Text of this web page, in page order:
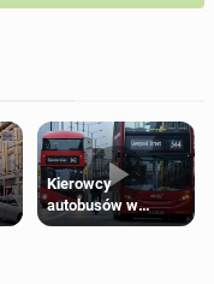
Kierowcy
autobusów w
Londynie